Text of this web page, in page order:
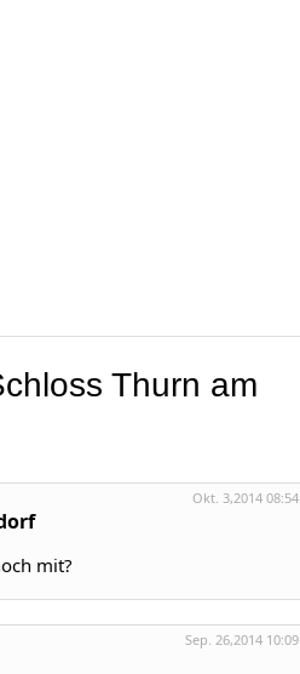
Thurn am
Okt. 3,2014 08:54
mit?
Sep. 26,2014 10:09